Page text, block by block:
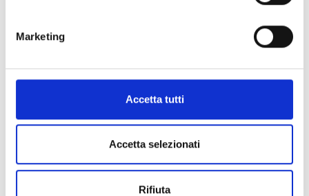
Marketing
Accetta tutti
Accetta selezionati
Rifiuta
Rifugio Levi Molinari, ci fa gustare il
formaggio dell’
assistere alle rappresentazioni teatrali del Bosco